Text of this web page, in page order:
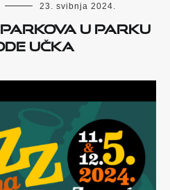
23. svibnja 2024.
u Parku
Učka